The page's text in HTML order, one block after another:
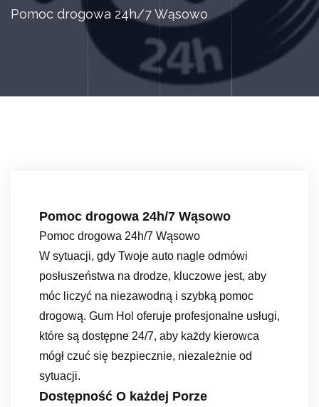
Pomoc drogowa 24h/7 Wąsowo
Pomoc drogowa 24h/7 Wąsowo
Pomoc drogowa 24h/7 Wąsowo
W sytuacji, gdy Twoje auto nagle odmówi
posłuszeństwa na drodze, kluczowe jest, aby
móc liczyć na niezawodną i szybką pomoc
drogową. Gum Hol oferuje profesjonalne usługi,
które są dostępne 24/7, aby każdy kierowca
mógł czuć się bezpiecznie, niezależnie od
sytuacji.
Dostępność O każdej Porze